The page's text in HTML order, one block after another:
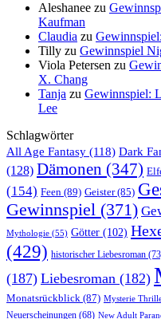
Aleshanee zu
Kaufman
Claudia zu
Tilly zu Gewinnspiel
Viola Petersen zu
X. Chang
Tanja zu Gewinnspiel:
Lee
Schlagwörter
All Age Fantasy (118) Dark
(128) Dämonen (347)
(154) Feen (89) Geister(85)
Gewinnspiel (371)
Mythologie (55) Götter (102)
(429) historischer Liebesroman
(187) Liebesroman (182)
Monatsrückblick (87) Mysterie
Neuerscheinungen (68) New Adult